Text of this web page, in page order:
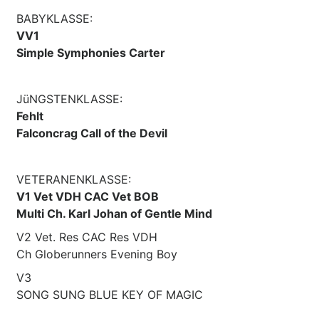
BABYKLASSE:
VV1
Simple Symphonies Carter
JüNGSTENKLASSE:
Fehlt
Falconcrag Call of the Devil
VETERANENKLASSE:
V1 Vet VDH CAC Vet BOB
Multi Ch. Karl Johan of Gentle Mind
V2 Vet. Res CAC Res VDH
Ch Globerunners Evening Boy
V3
SONG SUNG BLUE KEY OF MAGIC